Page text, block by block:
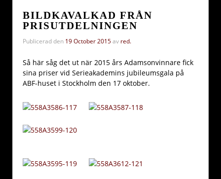
BILDKAVALKAD FRÅN
PRISUTDELNINGEN
Publicerad den 19 October 2015av red.
Så här såg det ut när 2015 års Adamsonvinnare fick
sina priser vid Serieakademins jubileumsgala på
ABF-huset i Stockholm den 17 oktober.